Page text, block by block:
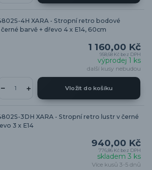
4H XARA - Stropní retro bodové
barvě + dřevo 4 x E14, 60cm
1 160,00 Kč
958,68 Kč bez DPH
výprodej 1 ks
další kusy nebudou
Vložit do košíku
3DH XARA - Stropní retro lustr v černé
3 x E14
940,00 Kč
776,86 Kč bez DPH
skladem 3 ks
Více kusů 3-5 dnů